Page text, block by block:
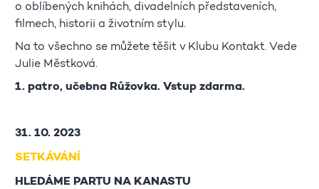
o oblíbených knihách, divadelních představeních,
filmech, historii a životním stylu.
Na to všechno se můžete těšit v Klubu Kontakt. Vede
Julie Městková.
1. patro, učebna Růžovka. Vstup zdarma.
31. 10. 2023
SETKÁVÁNÍ
HLEDÁME PARTU NA KANASTU